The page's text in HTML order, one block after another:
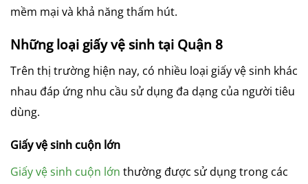
mềm mại và khả năng thấm hút.
Những loại giấy vệ sinh tại Quận 8
Trên thị trường hiện nay, có nhiều loại giấy vệ sinh khác
nhau đáp ứng nhu cầu sử dụng đa dạng của người tiêu
dùng.
Giấy vệ sinh cuộn lớn
Giấy vệ sinh cuộn lớn thường được sử dụng trong các